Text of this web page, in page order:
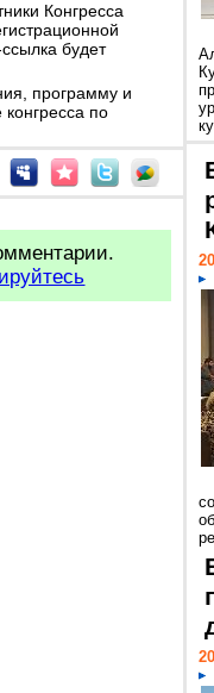
Конгресса
будет
программу и
по